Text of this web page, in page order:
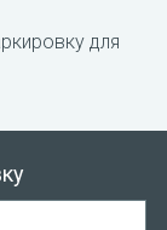
для